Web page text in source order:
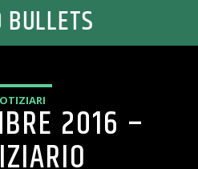
BULLETS
2016 –